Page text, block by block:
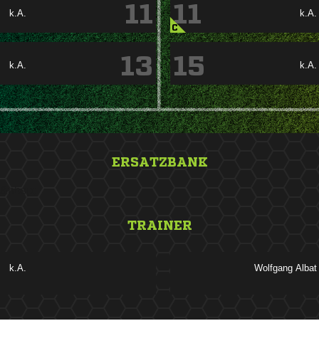
k.A. 11
k.A. 13
k.A.
11
C
k.A.
15
ERSATZBANK
TRAINER
  